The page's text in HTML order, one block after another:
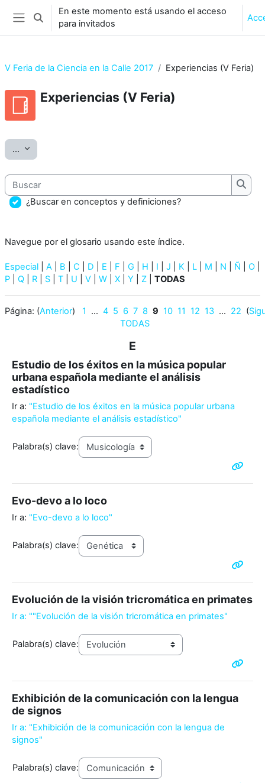
Salta al contenido principal
Panel lateral
Selector de búsqueda de entrada
En este momento está usando el acceso
para invitados
V Feria de la Ciencia en la Calle 2017 Experiencias (V Feria)
Experiencias (V Feria)
... Exportar entradas
Buscar
¿Buscar en conceptos y definiciones?
Navegue por el glosario usando este índice.
Especial A B C D E F G H I J K L M N Ñ O
P
Q R S T U V W X Y Z TODAS
Página: (Anterior) 1 ... 4 5 6 7 8 9 10 11 12 13 ... 22 (
TODAS
E
Estudio de los éxitos en la música popular
urbana española mediante el análisis
estadístico
Ir a: "Estudio de los éxitos en la música popular urbana
española mediante el análisis estadístico"
Palabra(s) clave:
Evo-devo a lo loco
Ir a: "Evo-devo a lo loco"
Palabra(s) clave:
Evolución de la visión tricromática en primates
Ir a: ""Evolución de la visión tricromática en primates"
Palabra(s) clave:
Exhibición de la comunicación con la lengua
de signos
Ir a: "Exhibición de la comunicación con la lengua de
signos"
Palabra(s) clave: